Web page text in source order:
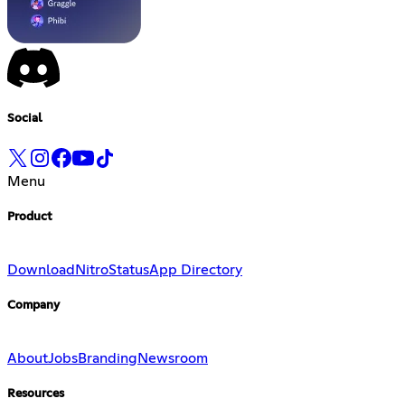
Social
Menu
Product
Download NitroStatusApp Directory
Company
AboutJobsBranding Newsroom
Resources